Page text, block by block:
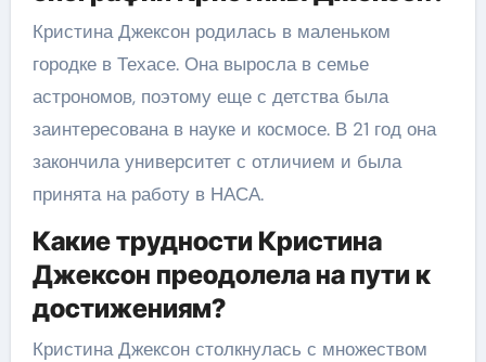
Кристина Джексон родилась в маленьком
городке в Техасе. Она выросла в семье
астрономов, поэтому еще с детства была
заинтересована в науке и космосе. В 21 год она
закончила университет с отличием и была
принята на работу в НАСА.
Какие трудности Кристина
Джексон преодолела на пути к
достижениям?
Кристина Джексон столкнулась с множеством